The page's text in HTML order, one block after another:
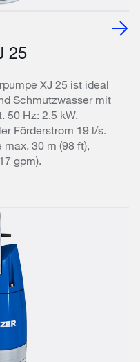
25
XJ 25 ist ideal
Schmutzwasser mit
50 Hz: 2,5 kW.
Förderstrom 19 l/s.
30 m (98 ft),
gpm).